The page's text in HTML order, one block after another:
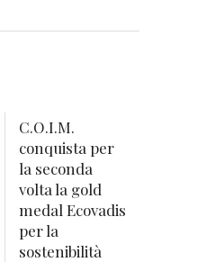
C.O.I.M.
conquista per
la seconda
volta la gold
medal Ecovadis
per la
sostenibilità